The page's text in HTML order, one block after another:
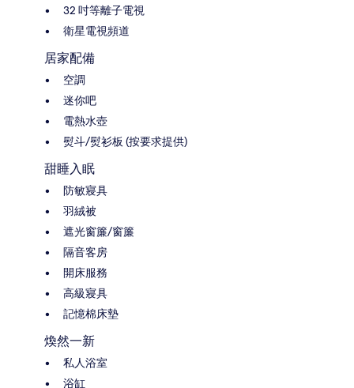
32 吋等離子電視
衛星電視頻道
居家配備
空調
迷你吧
電熱水壺
熨斗/熨衫板 (按要求提供)
甜睡入眠
防敏寢具
羽絨被
遮光窗簾/窗簾
隔音客房
開床服務
高級寢具
記憶棉床墊
煥然一新
私人浴室
浴缸